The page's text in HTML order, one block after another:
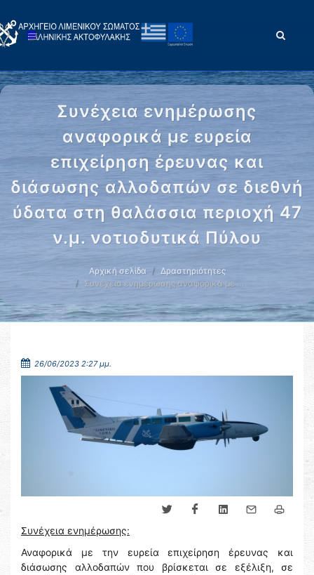
Συνέχεια ενημέρωσης
αναφορικά με ευρεία
επιχείρηση έρευνας και
διάσωσης αλλοδαπών σε διεθνή
ύδατα στη θαλάσσια περιοχή 47
ν.μ. νοτιοδυτικά Πύλου
Αρχική σελίδα
Δραστηριότητες
Συνέχεια ενημέρωσης αναφορικά με …
26/06/2023 2:27 μμ.
Συνέχεια ενημέρωσης:
Αναφορικά με την ευρεία επιχείρηση έρευνας και
διάσωσης αλλοδαπών που βρίσκεται σε εξέλιξη, σε